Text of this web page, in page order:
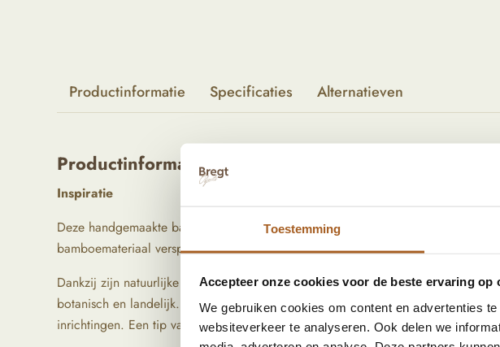
Toestemming
Accepteer onze cookies voor de beste ervaring op
We gebruiken cookies om content en advertenties
websiteverkeer te analyseren. Ook delen we
Productinformatie Specificaties Alternatieven
Productinformatie
Inspiratie
Deze handgemaakte bamboelamp is de sfeervolle toevoeging die je interieur
bamboemateriaal verspreidt het licht op een zachte manier, waardoor een warme
Dankzij zijn natuurlijke en serene uitstraling past deze Indonesische lamp perfect
botanisch en landelijk. Door zijn unieke vormgeving staat hij daarnaast ook
inrichtingen. Een tip van ons? Je kan verschillende formaten combineren om